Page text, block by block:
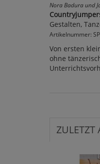
Nora Badura und
Gestalten,
Artikelnummer:
Von ersten
ohne
ZULETZT